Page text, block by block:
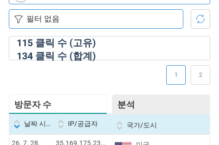
115클릭 수 (고유)
134클릭 수 (합계)
방문자 수 분석
1 2
날짜 시간 IP/공급자 국가/도시
26. 7. 28. 35.169.175.238:27636